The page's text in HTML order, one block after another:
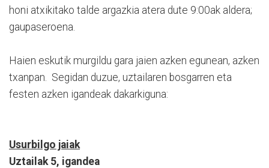
honi atxikitako talde argazkia atera dute 9:00ak aldera;
gaupaseroena.
Haien eskutik murgildu gara jaien azken egunean, azken
txanpan. Segidan duzue, uztailaren bosgarren eta
festen azken igandeak dakarkiguna:
Usurbilgo jaiak
Uztailak 5, igandea